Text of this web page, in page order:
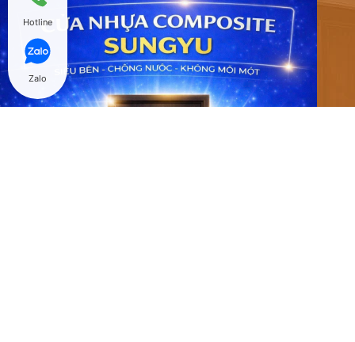
Hotline
Zalo